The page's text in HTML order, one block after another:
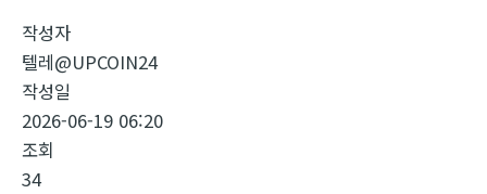
작성자
텔레@UPCOIN24
작성일
2026-06-19 06:20
조회
34